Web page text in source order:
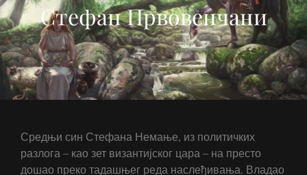
Стефан Првовенчани
Средњи син Стефана Немање, из политичких
разлога – као зет византијског цара – на престо
дошао преко тадашњег реда наслеђивања. Владао